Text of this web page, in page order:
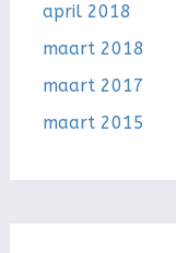
april 2018
maart 2018
maart 2017
maart 2015